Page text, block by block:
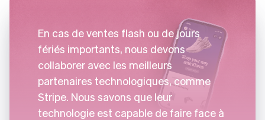
En cas de ventes flash ou de jours
fériés importants, nous devons
collaborer avec les meilleurs
partenaires technologiques, comme
Stripe. Nous savons que leur
technologie est capable de faire face à